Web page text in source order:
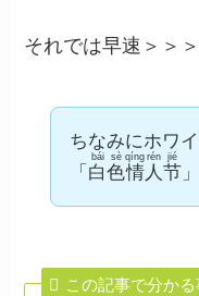
それでは早速＞＞＞
ちなみにホワ
「 白
bái
色
sè
情
qíng
人
rén
节
jié
この記事で分かる